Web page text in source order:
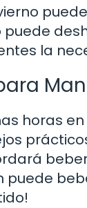
puede
la
horas
puede